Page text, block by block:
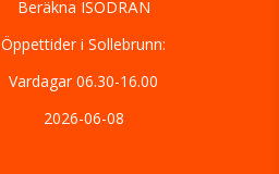
Beräkna ISODRÄN
Öppettider i Sollebrunn:
Vardagar 06.30-16.00
2026-06-08